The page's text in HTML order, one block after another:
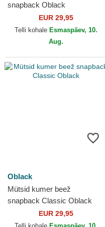
snapback Oblack
EUR 29,95
Telli kohale Esmaspäev, 10.
Aug.
Oblack
Mütsid kumer beež
snapback Classic Oblack
EUR 29,95